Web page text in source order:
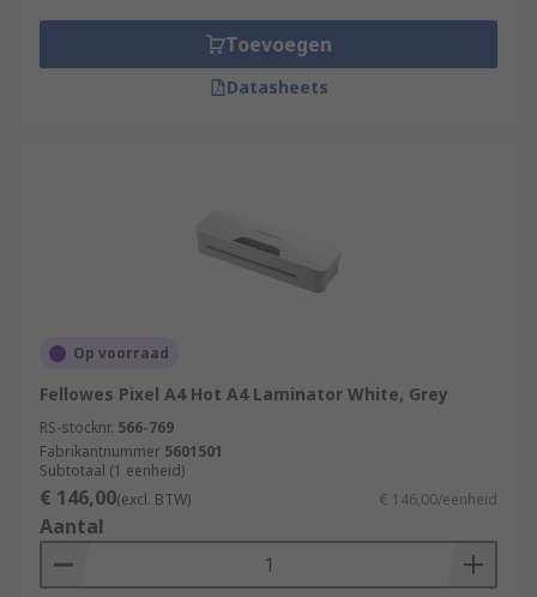
pouches and are easy to clean and maintain.
Toevoegen
Datasheets
Op voorraad
Fellowes Pixel A4 Hot A4 Laminator White, Grey
RS-stocknr. 566-769
Fabrikantnummer 5601501
Subtotaal (1 eenheid)
€ 146,00(excl. BTW) € 146,00/eenheid
Aantal